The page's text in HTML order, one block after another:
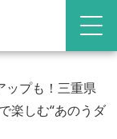
ップも！三重県
楽しむ“あのうダ